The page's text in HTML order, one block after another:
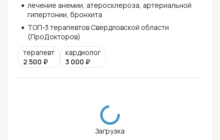
лечение анемии, атеросклероза, артериальной
гипертонии, бронхита
ТОП-3 терапевтов Свердловской области
(ПроДокторов)
терапевт
2 500 ₽
кардиолог
3 000 ₽
Загрузка